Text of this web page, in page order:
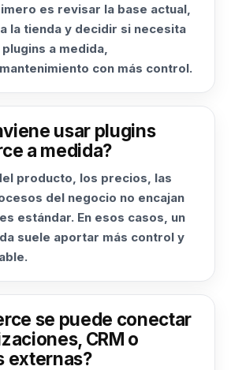
es revisar la base actual,
la tienda y decidir si necesita
a medida,
con más control.
usar plugins
a medida?
producto, los precios, las
del negocio no encajan
estándar. En esos casos, un
suele aportar más control y
se puede conectar
CRM o
externas?